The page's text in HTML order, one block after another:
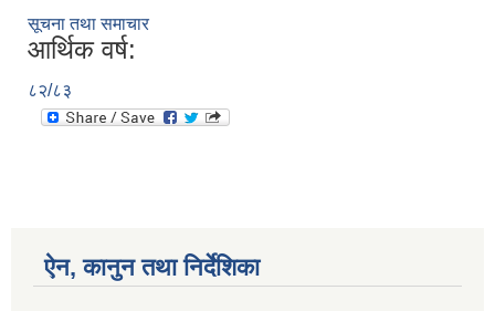
सूचना तथा समाचार
आर्थिक वर्ष:
८२/८३
ऐन, कानुन तथा निर्देशिका